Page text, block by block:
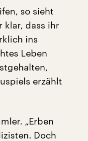
so sieht
klar, dass ihr
ins
Leben
erzählt
„Erben
Doch